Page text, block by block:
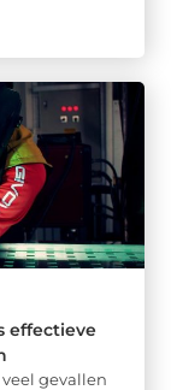
effectieve
gevallen